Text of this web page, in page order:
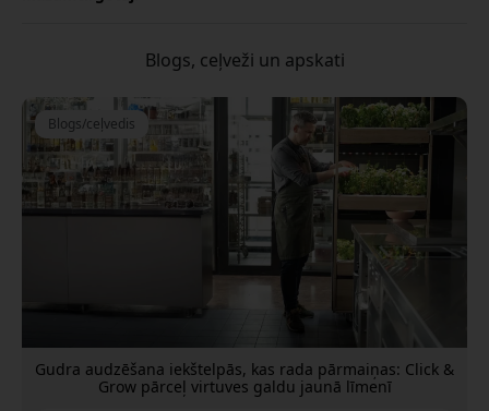
Blogs, ceļveži un apskati
Blogs/ceļvedis
Gudra audzēšana iekštelpās, kas rada pārmaiņas: Click &
Grow pārceļ virtuves galdu jaunā līmenī